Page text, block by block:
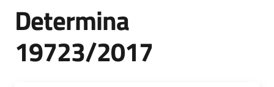
Accesso
Determina
19723/2017